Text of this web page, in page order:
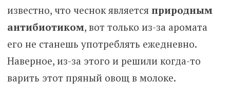
известно, что чеснок является природным
антибиотиком, вот только из-за аромата
его не станешь употреблять ежедневно.
Наверное, из-за этого и решили когда-то
варить этот пряный овощ в молоке.